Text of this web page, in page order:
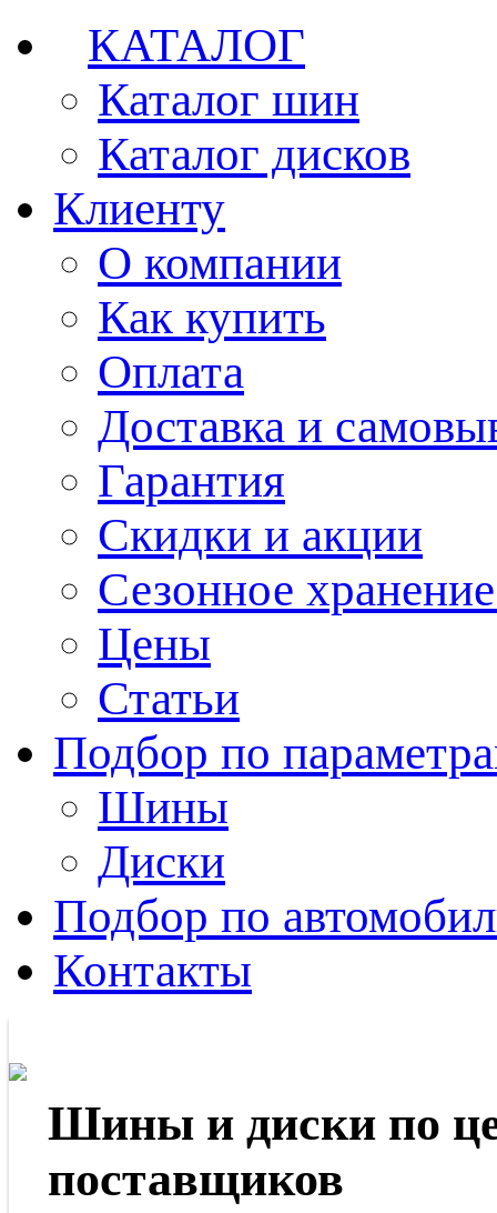
КАТАЛОГ
Каталог шин
Каталог дисков
Клиенту
О компании
Как купить
Оплата
Доставка и
Гарантия
Скидки и акции
Сезонное
Цены
Статьи
Подбор по
Шины
Диски
Подбор по
Контакты
Шины и диски по
поставщиков